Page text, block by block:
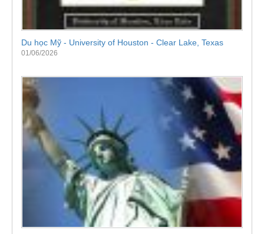
Du học Mỹ - University of Houston - Clear Lake, Texas
01/06/2026